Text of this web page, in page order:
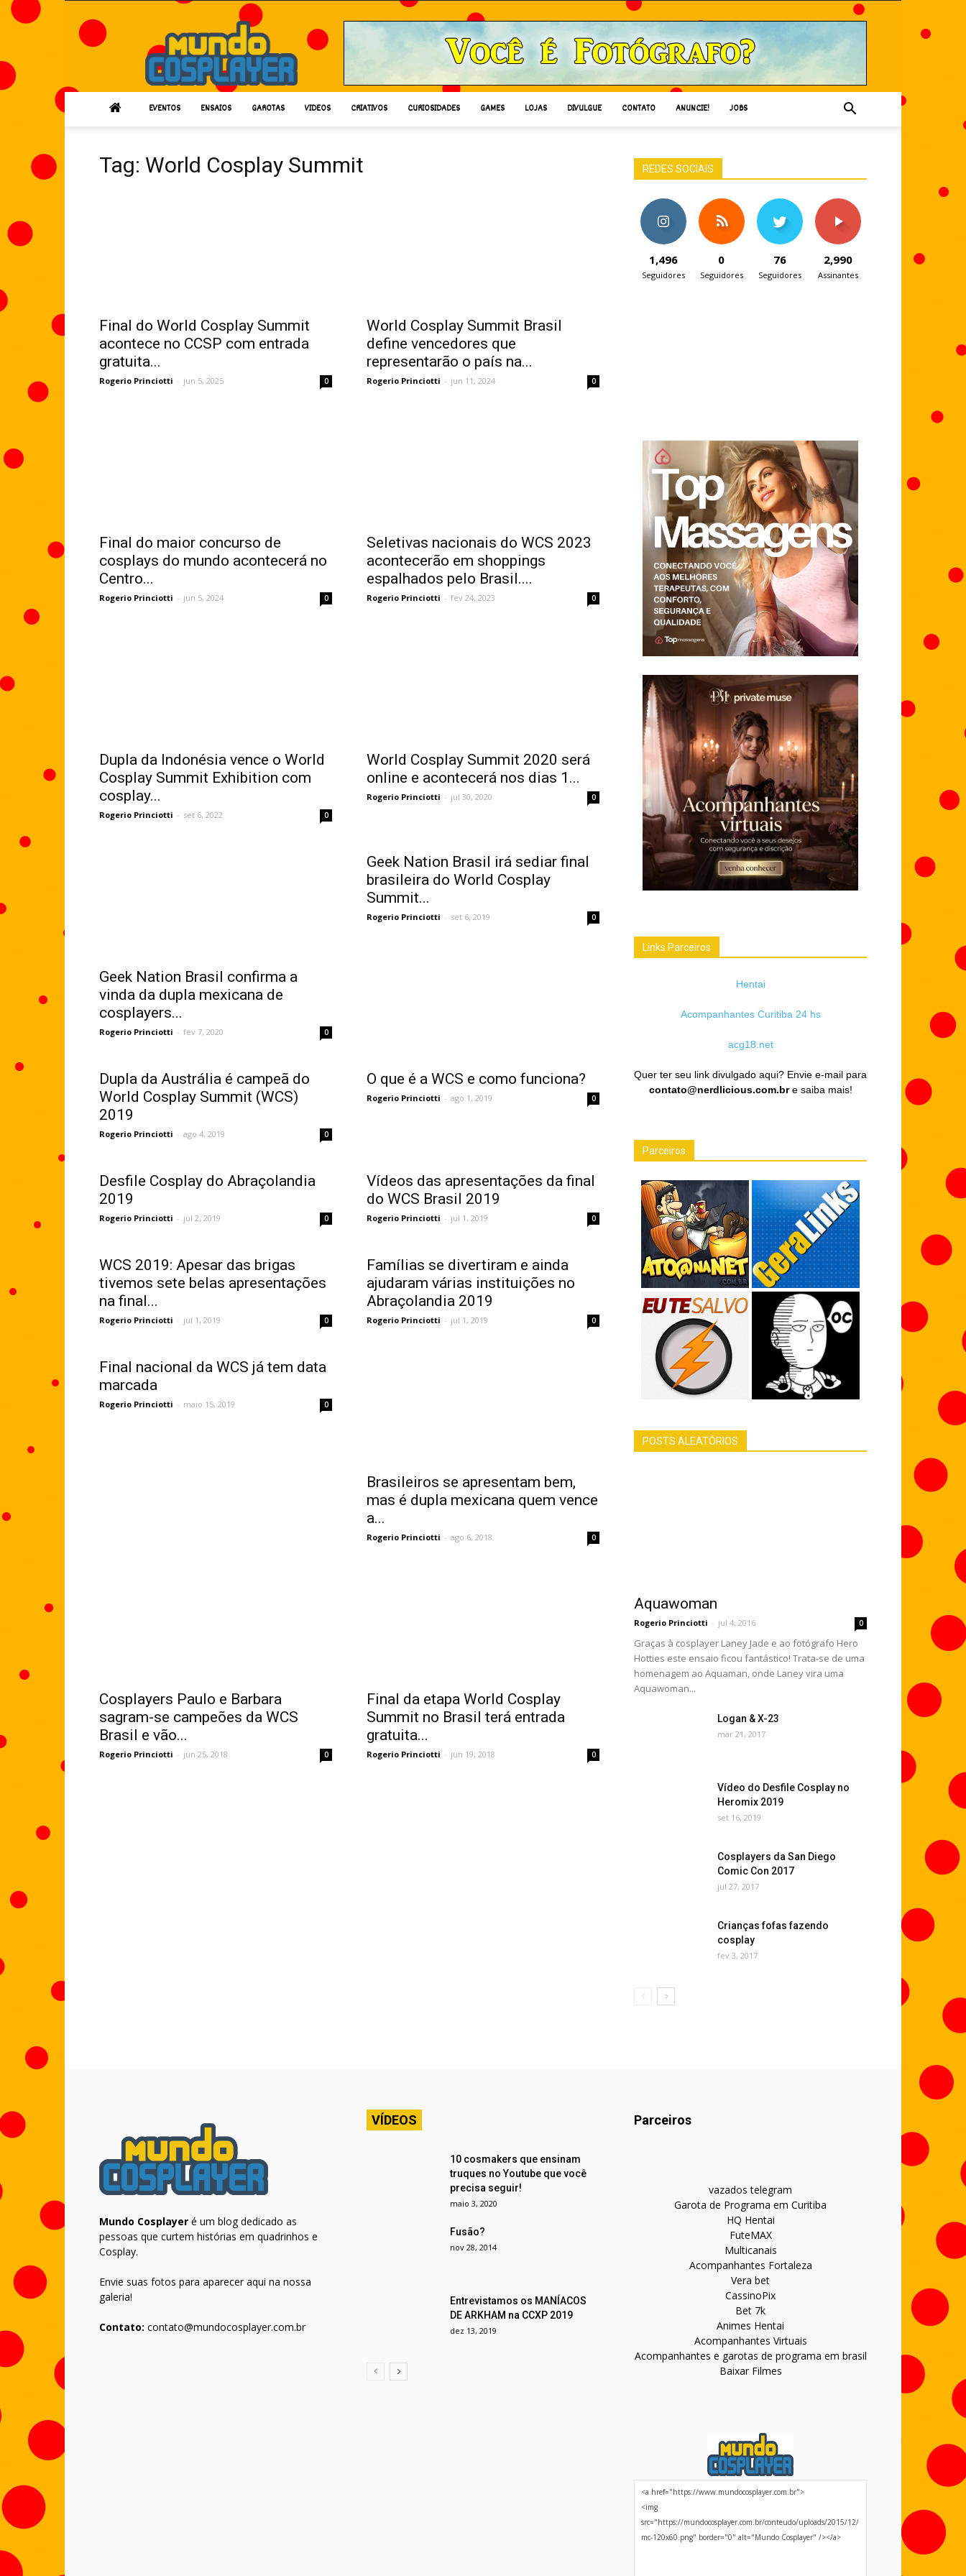
Cosplayer
EVENTOS ENSAIOS GAROTAS VIDEOS CRIATIVOS CURIOSIDADES GAMES LOJAS DIVULGUE CONTATO ANUNCIE! JOBS
Tag: World Cosplay Summit
Final do World Cosplay Summit
acontece no CCSP com entrada
gratuita...
Rogerio Princiotti - jun 5, 2025 0
World Cosplay Summit Brasil
define vencedores que
representarão o país na...
Rogerio Princiotti - jun 11, 2024 0
Final do maior concurso de
cosplays do mundo acontecerá no
Centro...
Rogerio Princiotti - jun 5, 2024 0
Seletivas nacionais do WCS 2023
acontecerão em shoppings
espalhados pelo Brasil....
Rogerio Princiotti - fev 24, 2023 0
Dupla da Indonésia vence o World
Cosplay Summit Exhibition com
cosplay...
Rogerio Princiotti - set 6, 2022 0
World Cosplay Summit 2020 será
online e acontecerá nos dias 1...
Rogerio Princiotti - jul 30, 2020 0
Geek Nation Brasil confirma a
vinda da dupla mexicana de
cosplayers...
Rogerio Princiotti - fev 7, 2020 0
Geek Nation Brasil irá sediar final
brasileira do World Cosplay
Summit...
Rogerio Princiotti - set 6, 2019 0
Dupla da Austrália é campeã do
World Cosplay Summit (WCS)
2019
Rogerio Princiotti - ago 4, 2019 0
O que é a WCS e como funciona?
Rogerio Princiotti - ago 1, 2019 0
Desfile Cosplay do Abraçolandia
2019
Rogerio Princiotti - jul 2, 2019 0
Vídeos das apresentações da final
do WCS Brasil 2019
Rogerio Princiotti - jul 1, 2019 0
WCS 2019: Apesar das brigas
tivemos sete belas apresentações
na final...
Rogerio Princiotti - jul 1, 2019 0
Famílias se divertiram e ainda
ajudaram várias instituições no
Abraçolandia 2019
Rogerio Princiotti - jul 1, 2019 0
Final nacional da WCS já tem data
marcada
Rogerio Princiotti - maio 15, 2019 0
Brasileiros se apresentam bem,
mas é dupla mexicana quem vence
a...
Rogerio Princiotti - ago 6, 2018 0
Cosplayers Paulo e Barbara
sagram-se campeões da WCS
Brasil e vão...
Rogerio Princiotti - jun 25, 2018 0
Final da etapa World Cosplay
Summit no Brasil terá entrada
gratuita...
Rogerio Princiotti - jun 19, 2018 0
REDES SOCIAIS
1,496
Seguidores
0
Seguidores
76
Seguidores
2,990
Assinantes
Links Parceiros
Hentai
Acompanhantes Curitiba 24 hs
acg18.net
Quer ter seu link divulgado aqui? Envie e-mail para
contato@nerdlicious.com.bre saiba mais!
Parceiros
POSTS ALEATÓRIOS
Aquawoman
Rogerio Princiotti - jul 4, 2016 0
Graças à cosplayer Laney Jade e ao fotógrafo Hero
Hotties este ensaio ficou fantástico! Trata-se de uma
homenagem ao Aquaman, onde Laney vira uma
Aquawoman...
Logan & X-23
mar 21, 2017
Vídeo do Desfile Cosplay no
Heromix 2019
set 16, 2019
Cosplayers da San Diego
Comic Con 2017
jul 27, 2017
Crianças fofas fazendo
cosplay
fev 3, 2017
Mundo Cosplayer é um blog dedicado as
pessoas que curtem histórias em quadrinhos e
Cosplay.
Envie suas fotos para aparecer aqui na nossa
galeria!
Contato: contato@mundocosplayer.com.br
VÍDEOS
10 cosmakers que ensinam
truques no Youtube que você
precisa seguir!
maio 3, 2020
Fusão?
nov 28, 2014
Entrevistamos os MANÍACOS
DE ARKHAM na CCXP 2019
dez 13, 2019
Parceiros
vazados telegram
Garota de Programa em Curitiba
HQ Hentai
FuteMAX
Multicanais
Acompanhantes Fortaleza
Vera bet
CassinoPix
Bet 7k
Animes Hentai
Acompanhantes Virtuais
Acompanhantes e garotas de programa em brasil
Baixar Filmes